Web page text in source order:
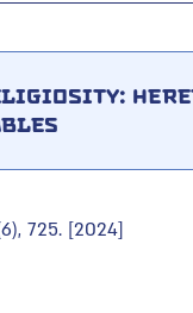
725. [2024]